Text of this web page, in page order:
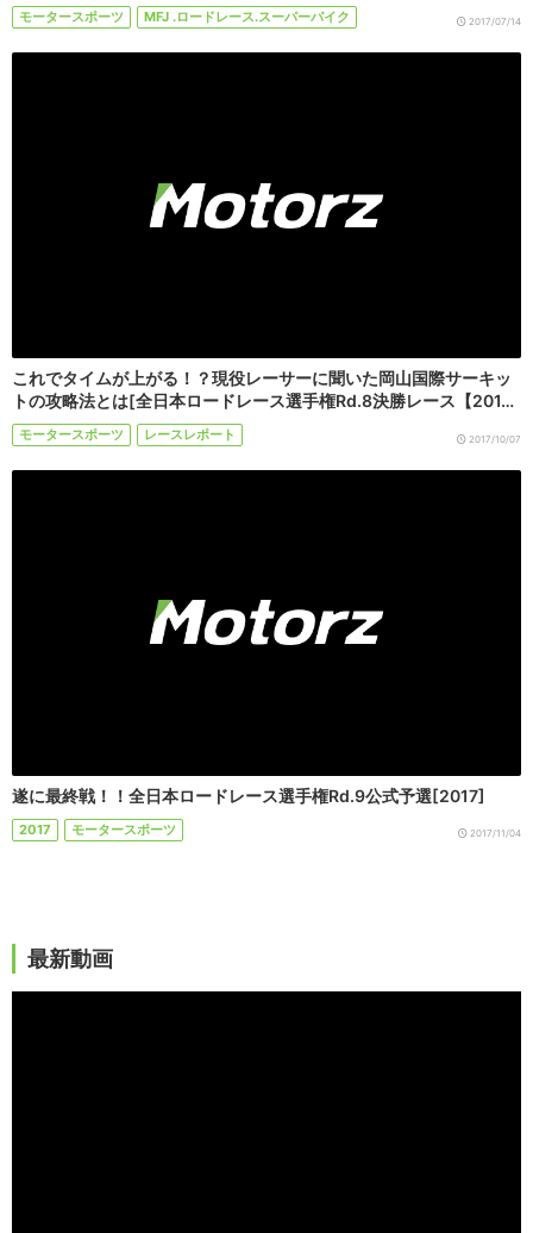
モータースポーツ MFJ .ロードレース.スーパーバイク 2017/07/14
これでタイムが上がる！？現役レーサーに聞いた岡山国際サーキッ
トの攻略法とは[全日本ロードレース選手権Rd.8決勝レース【201…
モータースポーツ レースレポート 2017/10/07
遂に最終戦！！全日本ロードレース選手権Rd.9公式予選[2017]
2017 モータースポーツ 2017/11/04
最新動画